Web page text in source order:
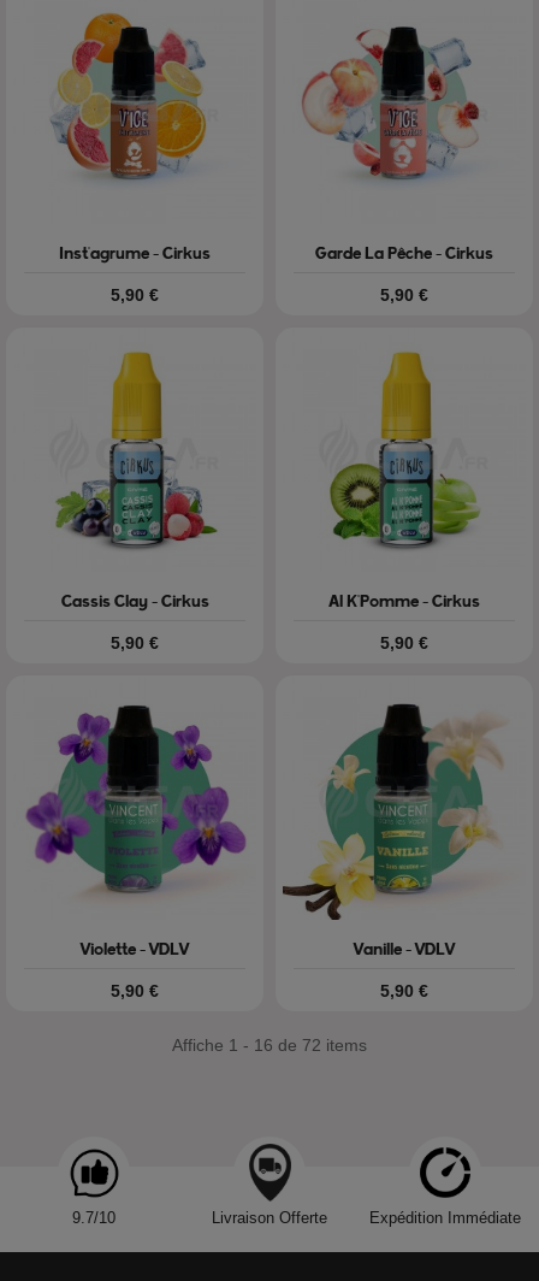
Inst'agrume - Cirkus
Prix
5,90 €
Garde La Pêche - Cirkus
Prix
5,90 €
Cassis Clay - Cirkus
Prix
5,90 €
Al K'Pomme - Cirkus
Prix
5,90 €
Violette - VDLV
Prix
5,90 €
Vanille - VDLV
Prix
5,90 €
Affiche 1 - 16 de 72 items
9.7/10 Livraison Offerte Expédition Immédiate